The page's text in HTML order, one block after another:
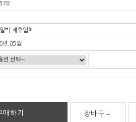
빅 제휴업체
년 05월
매하기 장바구니